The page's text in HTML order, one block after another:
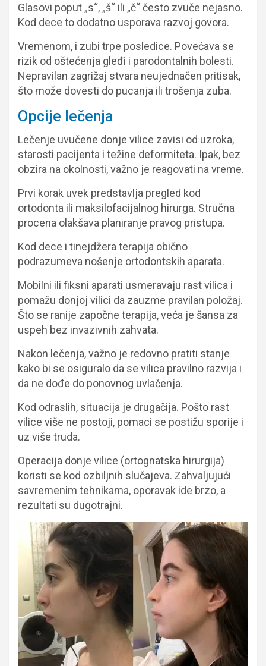
Glasovi poput „s“, „š“ ili „č“ često zvuče nejasno.
Kod dece to dodatno usporava razvoj govora.
Vremenom, i zubi trpe posledice. Povećava se
rizik od oštećenja gleđi i parodontalnih bolesti.
Nepravilan zagrižaj stvara neujednačen pritisak,
što može dovesti do pucanja ili trošenja zuba.
Opcije lečenja
Lečenje uvučene donje vilice zavisi od uzroka,
starosti pacijenta i težine deformiteta. Ipak, bez
obzira na okolnosti, važno je reagovati na vreme.
Prvi korak uvek predstavlja pregled kod
ortodonta ili maksilofacijalnog hirurga. Stručna
procena olakšava planiranje pravog pristupa.
Kod dece i tinejdžera terapija obično
podrazumeva nošenje ortodontskih aparata.
Mobilni ili fiksni aparati usmeravaju rast vilica i
pomažu donjoj vilici da zauzme pravilan položaj.
Što se ranije započne terapija, veća je šansa za
uspeh bez invazivnih zahvata.
Nakon lečenja, važno je redovno pratiti stanje
kako bi se osiguralo da se vilica pravilno razvija i
da ne dođe do ponovnog uvlačenja.
Kod odraslih, situacija je drugačija. Pošto rast
vilice više ne postoji, pomaci se postižu sporije i
uz više truda.
Operacija donje vilice (ortognatska hirurgija)
koristi se kod ozbiljnih slučajeva. Zahvaljujući
savremenim tehnikama, oporavak ide brzo, a
rezultati su dugotrajni.